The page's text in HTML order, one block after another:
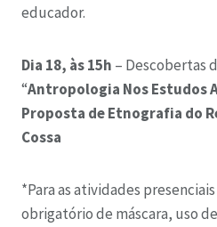
educador.
Dia 18, às 15h – Descobertas
“Antropologia Nos Estudos
Proposta de Etnografia do
Cossa
*Para as atividades
obrigatório de máscara, uso